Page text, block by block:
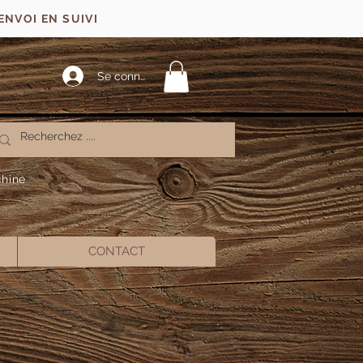
EN SUIVI
Se connecter
CONTACT